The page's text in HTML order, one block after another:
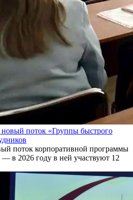
новый поток «Группы быстрого
поток корпоративной программы
— в 2026 году в ней участвуют 12